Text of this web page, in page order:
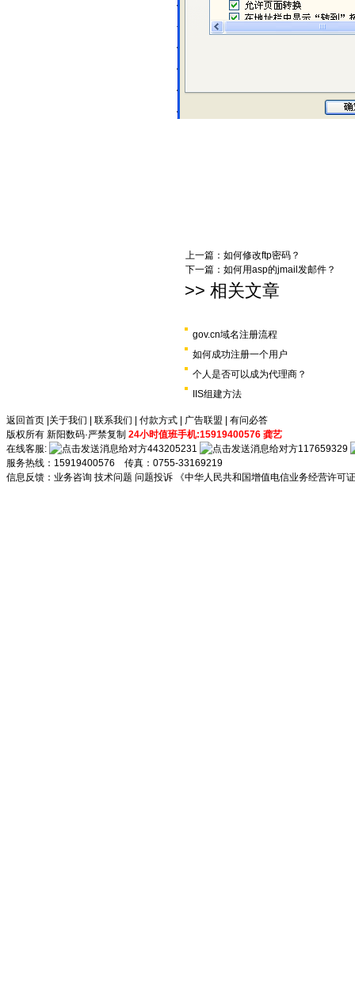
上一篇： 如何修改ftp密码？
下一篇： 如何用asp的jmail发邮件？
>> 相关文章
gov.cn域名注册流程
如何成功注册一个用户
个人是否可以成为代理商？
IIS组建方法
返回首页 关于我们 联系我们 付款方式 广告联盟
有问必答
版权所有 新阳数码·严禁复制 24小时值班手机:15919400576 龚艺
在线客服:
443205231
117659329
服务热线：15919400576 传真：0755-33169219
信息反馈： 业务咨询 技术问题 问题投诉 《中华人民共和国增值电信业务经营许可